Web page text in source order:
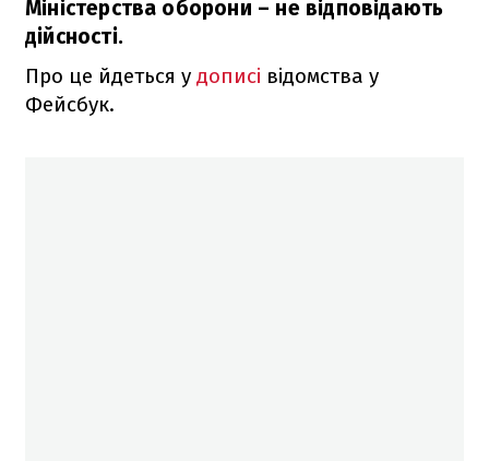
Міністерства оборони – не відповідають
дійсності.
Про це йдеться у дописі відомства у
Фейсбук.